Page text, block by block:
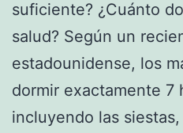
suficiente? ¿Cuánto
salud? Según un
estadounidense, los
dormir exactamente 7
incluyendo las